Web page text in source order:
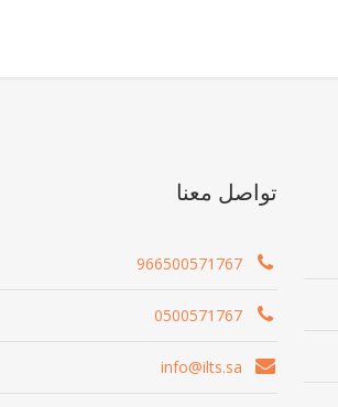
تواصل معنا
966500571767
0500571767
info@ilts.sa